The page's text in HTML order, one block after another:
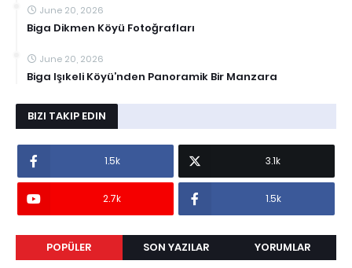
June 20, 2026
Biga Dikmen Köyü Fotoğrafları
June 20, 2026
Biga Işıkeli Köyü’nden Panoramik Bir Manzara
BIZI TAKIP EDIN
1.5k 3.1k
2.7k 1.5k
POPÜLER SON YAZILAR YORUMLAR